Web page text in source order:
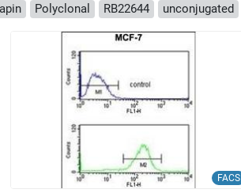
Polyclonal RB22644 unconjugated
FACS